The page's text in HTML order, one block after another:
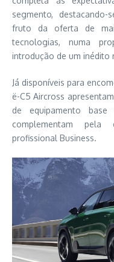
segmento,
fruto da oferta de
tecnologias, numa
introdução de um inédito
Já disponíveis para
ë-C5 Aircross
de equipamento
complementam
profissional Business.